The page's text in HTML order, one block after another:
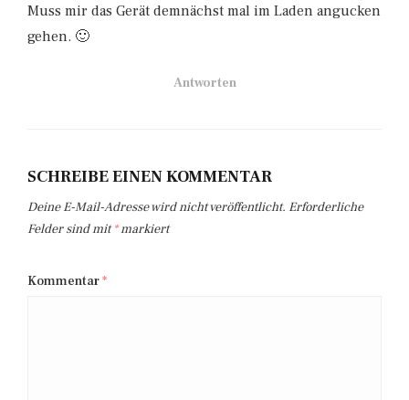
Muss mir das Gerät demnächst mal im Laden angucken
gehen. 🙂
Antworten
SCHREIBE EINEN KOMMENTAR
Deine E-Mail-Adresse wird nicht veröffentlicht. Erforderliche
Felder sind mit*markiert
Kommentar*